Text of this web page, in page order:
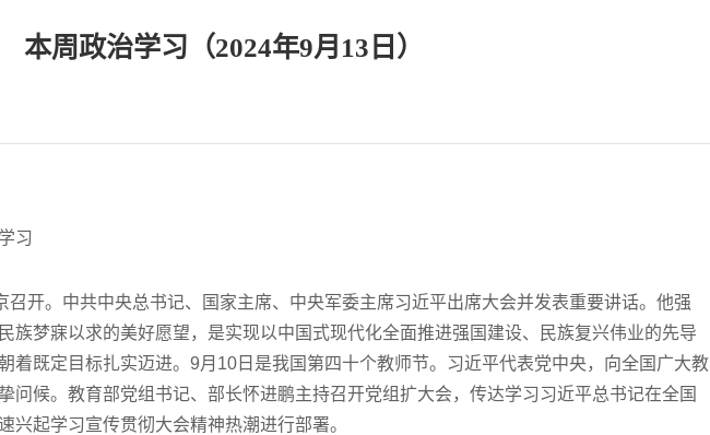
本周政治学习（2024年9月13日）
习
召开。中共中央总书记、国家主席、中央军委主席习近平出席大会并发表重要讲话。他强
族梦寐以求的美好愿望，是实现以中国式现代化全面推进强国建设、民族复兴伟业的先导
着既定目标扎实迈进。9月10日是我国第四十个教师节。习近平代表党中央，向全国广大教
问候。教育部党组书记、部长怀进鹏主持召开党组扩大会，传达学习习近平总书记在全国
兴起学习宣传贯彻大会精神热潮进行部署。